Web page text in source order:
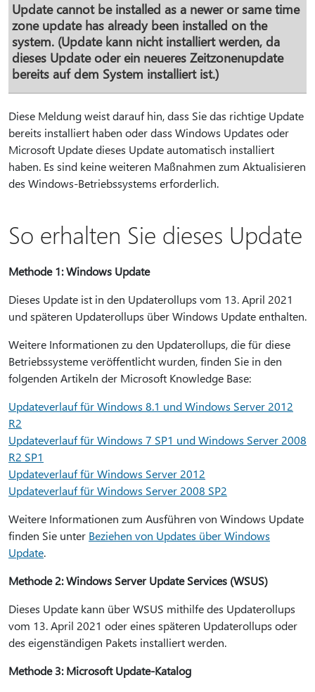
Update cannot be installed as a newer or same time
zone update has already been installed on the
system. (Update kann nicht installiert werden, da
dieses Update oder ein neueres Zeitzonenupdate
bereits auf dem System installiert ist.)
Diese Meldung weist darauf hin, dass Sie das richtige Update
bereits installiert haben oder dass Windows Updates oder
Microsoft Update dieses Update automatisch installiert
haben. Es sind keine weiteren Maßnahmen zum Aktualisieren
des Windows-Betriebssystems erforderlich.
So erhalten Sie dieses Update
Methode 1: Windows Update
Dieses Update ist in den Updaterollups vom 13. April 2021
und späteren Updaterollups über Windows Update enthalten.
Weitere Informationen zu den Updaterollups, die für diese
Betriebssysteme veröffentlicht wurden, finden Sie in den
folgenden Artikeln der Microsoft Knowledge Base:
Updateverlauf für Windows 8.1 und Windows Server 2012
R2
Updateverlauf für Windows 7 SP1 und Windows Server 2008
R2 SP1
Updateverlauf für Windows Server 2012
Updateverlauf für Windows Server 2008 SP2
Weitere Informationen zum Ausführen von Windows Update
finden Sie unter Beziehen von Updates über Windows
Update.
Methode 2: Windows Server Update Services (WSUS)
Dieses Update kann über WSUS mithilfe des Updaterollups
vom 13. April 2021 oder eines späteren Updaterollups oder
des eigenständigen Pakets installiert werden.
Methode 3: Microsoft Update-Katalog